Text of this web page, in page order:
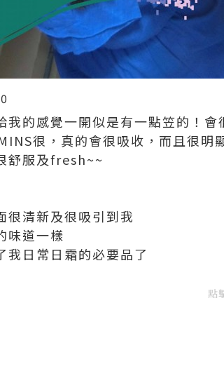
我的感覺一開似是有一點笠的！
很，真的會很吸收，而且很明
舒服及fresh~~
很清新及很吸引到我
味道一樣
我日常日霜的必要品了
點